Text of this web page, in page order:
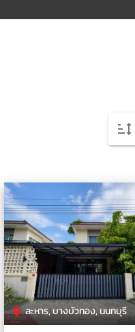
ละหาร, บางบัวทอง, นนทบุรี